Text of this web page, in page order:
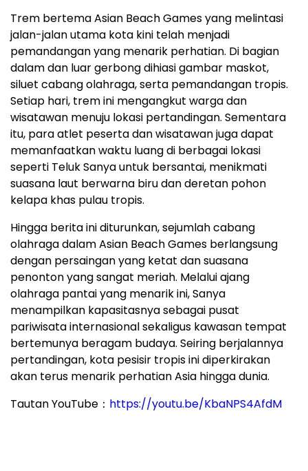
Trem bertema Asian Beach Games yang melintasi
jalan-jalan utama kota kini telah menjadi
pemandangan yang menarik perhatian. Di bagian
dalam dan luar gerbong dihiasi gambar maskot,
siluet cabang olahraga, serta pemandangan tropis.
Setiap hari, trem ini mengangkut warga dan
wisatawan menuju lokasi pertandingan. Sementara
itu, para atlet peserta dan wisatawan juga dapat
memanfaatkan waktu luang di berbagai lokasi
seperti Teluk Sanya untuk bersantai, menikmati
suasana laut berwarna biru dan deretan pohon
kelapa khas pulau tropis.
Hingga berita ini diturunkan, sejumlah cabang
olahraga dalam Asian Beach Games berlangsung
dengan persaingan yang ketat dan suasana
penonton yang sangat meriah. Melalui ajang
olahraga pantai yang menarik ini, Sanya
menampilkan kapasitasnya sebagai pusat
pariwisata internasional sekaligus kawasan tempat
bertemunya beragam budaya. Seiring berjalannya
pertandingan, kota pesisir tropis ini diperkirakan
akan terus menarik perhatian Asia hingga dunia.
Tautan YouTube： https://youtu.be/KbaNPS4AfdM